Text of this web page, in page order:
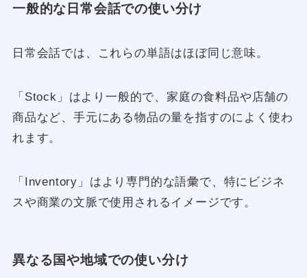
一般的な日常会話での使い分け
日常会話では、これらの単語はほぼ同じ意味。
「Stock」はより一般的で、家庭の食料品や店舗の
商品など、手元にある物品の量を指すのによく使わ
れます。
「Inventory」はより専門的な語彙で、特にビジネ
スや商業の文脈で使用されるイメージです。
異なる国や地域での使い分け